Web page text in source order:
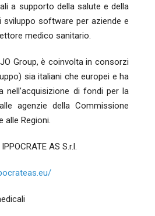
a supporto della salute e della
software per aziende e
medico sanitario.
Group, è coinvolta in consorzi
sia italiani che europei e ha
nell’acquisizione di fondi per la
agenzie della Commissione
alle Regioni.
IPPOCRATE AS S.r.l.